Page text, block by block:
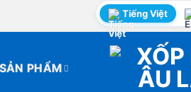
Tiếng Việt
PHẨM